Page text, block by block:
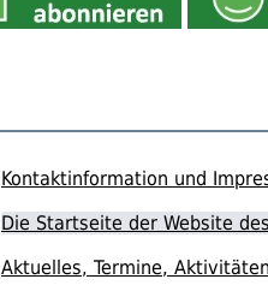
Kontaktinformation und
Die Startseite der Website
Aktuelles, Termine,